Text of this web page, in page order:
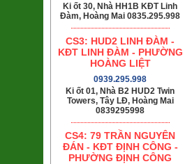
Ki ốt 30, Nhà HH1B KĐT Linh
Đàm, Hoàng Mai 0835.295.998
CS3: HUD2 LINH ĐÀM -
KĐT LINH ĐÀM - PHƯỜNG
HOÀNG LIỆT
0939.295.998
Ki ốt 01, Nhà B2 HUD2 Twin
Towers, Tây LĐ, Hoàng Mai
0839295998
CS4: 79 TRẦN NGUYÊN
ĐÁN - KĐT ĐỊNH CÔNG -
PHƯỜNG ĐỊNH CÔNG